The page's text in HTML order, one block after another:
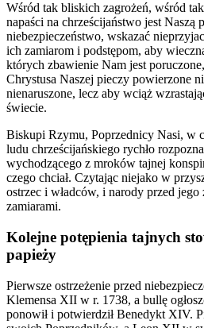
Wśród tak bliskich zagrożeń, wśród
napaści na chrześcijaństwo jest Naszą
niebezpieczeństwo, wskazać
ich zamiarom i podstępom, aby
których zbawienie Nam jest
Chrystusa Naszej pieczy powierzone
nienaruszone, lecz aby wciąż
świecie.
Biskupi Rzymu, Poprzednicy Nasi, w
ludu chrześcijańskiego rychło
wychodzącego z mroków tajnej
czego chciał. Czytając niejako w
ostrzec i władców, i narody przed
zamiarami.
Kolejne potępienia tajnych
papieży
Pierwsze ostrzeżenie przed
Klemensa XII w r. 1738, a bullę
ponowił i potwierdził Benedykt XIV.